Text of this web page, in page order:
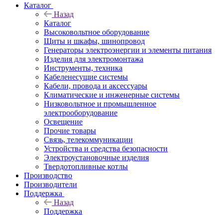
Каталог
Назад
Каталог
Высоковольтное оборудование
Щиты и шкафы, шинопровод
Генераторы электроэнергии и элементы питания
Изделия для электромонтажа
Инструменты, техника
Кабеленесущие системы
Кабели, провода и аксессуары
Климатические и инженерные системы
Низковольтное и промышленное
электрооборудование
Освещение
Прочие товары
Связь, телекоммуникации
Устройства и средства безопасности
Электроустановочные изделия
Твердотопливные котлы
Производство
Производители
Поддержка
Назад
Поддержка